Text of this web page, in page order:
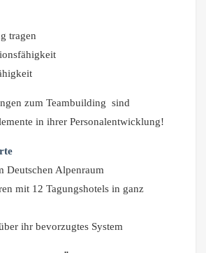
tragen
zum Teambuilding sind
in ihrer Personalentwicklung!
Deutschen Alpenraum
mit 12 Tagungshotels in ganz
ihr bevorzugtes System